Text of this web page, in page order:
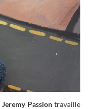
Jeremy Passiontravaille